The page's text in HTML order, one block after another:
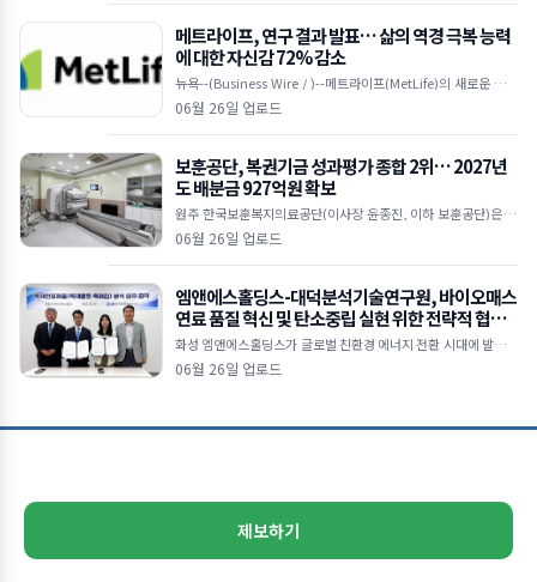
메트라이프, 연구 결과 발표… 삶의 역경 극복 능력
에 대한 자신감 72% 감소
뉴욕--(Business Wire / )--메트라이프(MetLife)의 새로운 다국
적 연구에 따르면, 눈에 띄는 ‘자신감 격차(confidence gap)’가
06월 26일 업로드
보훈공단, 복권기금 성과평가 종합 2위… 2027년
도 배분금 927억원 확보
원주 한국보훈복지의료공단(이사장 윤종진, 이하 보훈공단)은 기
획예산처 복권위원회가 주관한 ‘2025년 복권기금사업 성과평
06월 26일 업로드
엠앤에스홀딩스-대덕분석기술연구원, 바이오매스
연료 품질 혁신 및 탄소중립 실현 위한 전략적 협력
본격화
화성 엠앤에스홀딩스가 글로벌 친환경 에너지 전환 시대에 발맞춰
목재펠릿 및 목재칩 연료의 품질 경쟁력을 강화하고 지속가능한 바
06월 26일 업로드
제보하기